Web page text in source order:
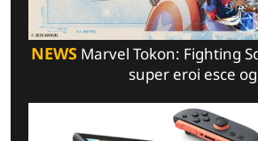
NEWS Marvel Tokon: Fighting
super eroi esce